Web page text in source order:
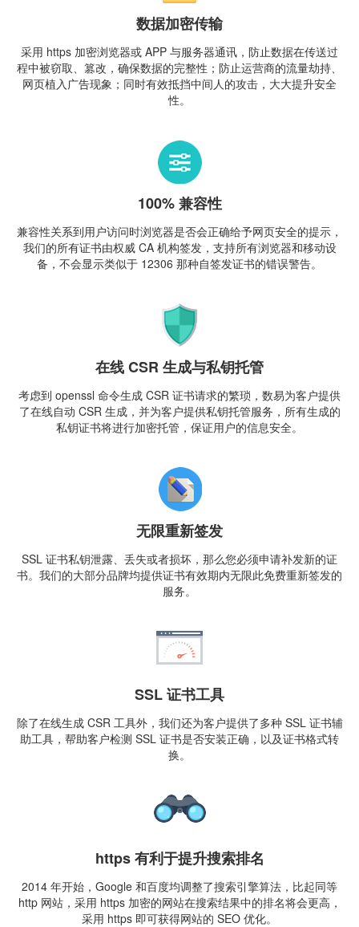
数据加密传输
采用 https 加密浏览器或 APP 与服务器通讯，防止数据在传送过
程中被窃取、篡改，确保数据的完整性；防止运营商的流量劫持、
网页植入广告现象；同时有效抵挡中间人的攻击，大大提升安全
性。
100% 兼容性
兼容性关系到用户访问时浏览器是否会正确给予网页安全的提示，
我们的所有证书由权威 CA 机构签发，支持所有浏览器和移动设
备，不会显示类似于 12306 那种自签发证书的错误警告。
在线 CSR 生成与私钥托管
考虑到 openssl 命令生成 CSR 证书请求的繁琐，数易为客户提供
了在线自动 CSR 生成，并为客户提供私钥托管服务，所有生成的
私钥证书将进行加密托管，保证用户的信息安全。
无限重新签发
SSL 证书私钥泄露、丢失或者损坏，那么您必须申请补发新的证
书。我们的大部分品牌均提供证书有效期内无限此免费重新签发的
服务。
SSL 证书工具
除了在线生成 CSR 工具外，我们还为客户提供了多种 SSL 证书辅
助工具，帮助客户检测 SSL 证书是否安装正确，以及证书格式转
换。
https 有利于提升搜索排名
2014 年开始，Google 和百度均调整了搜索引擎算法，比起同等
http 网站，采用 https 加密的网站在搜索结果中的排名将会更高，
采用 https 即可获得网站的 SEO 优化。